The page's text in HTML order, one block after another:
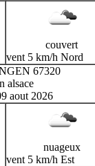
couvert
vent 5 km/h Nord
67320
alsace
aout 2026
nuageux
vent 5 km/h Est